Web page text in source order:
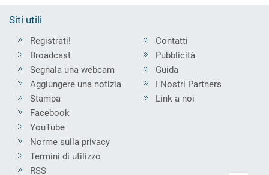
Siti utili
Registrati!
Broadcast
Segnala una webcam
Aggiungere una notizia
Stampa
Contatti
Pubblicità
Guida
I Nostri Partners
Link a noi
Facebook
YouTube
Norme sulla privacy
Termini di utilizzo
RSS